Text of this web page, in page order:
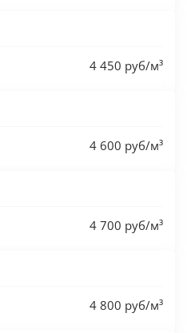
4 450 руб/м³
4 600 руб/м³
4 700 руб/м³
4 800 руб/м³